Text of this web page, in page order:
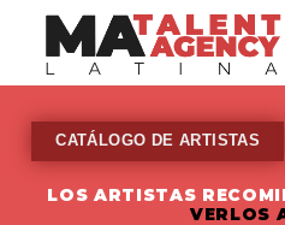
content
CATÁLOGO DE ARTISTAS
LOS ARTISTAS
VERLOS